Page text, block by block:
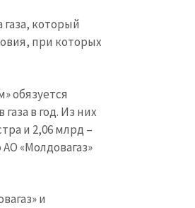
который
при которых
обязуется
в год. Из них
и 2,06 млрд –
«Молдовагаз»
и